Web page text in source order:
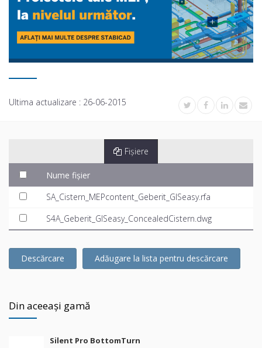
Ultima actualizare : 26-06-2015
Fișiere
Nume fișier
SA_Cistern_MEPcontent_Geberit_GISeasy.rfa
S4A_Geberit_GISeasy_ConcealedCistern.dwg
Descărcare Adăugare la lista pentru descărcare
Din aceeași gamă
Silent Pro BottomTurn